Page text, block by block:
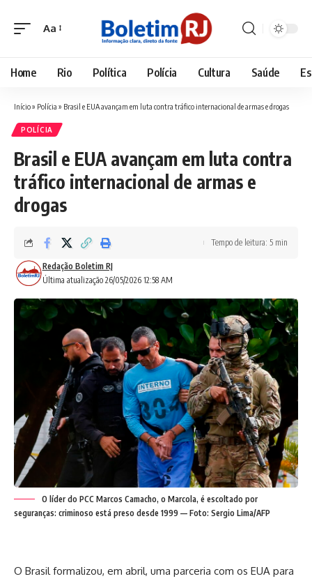
Font
Aa
Home Rio Política Polícia Cultura Saúde
Início» Polícia » Brasil e EUA avançam em luta contra tráfico internacional de armas e drogas
POLÍCIA
Brasil e EUA avançam em luta contra
tráfico internacional de armas e
drogas
Última atualização 26/05/2026 12:58 AM
Redação Boletim RJ
Tempo de leitura: 5 min
O líder do PCC Marcos Camacho, o Marcola, é escoltado por
seguranças: criminoso está preso desde 1999 — Foto: Sergio Lima/AFP
O Brasil formalizou, em abril, uma parceria com os EUA para